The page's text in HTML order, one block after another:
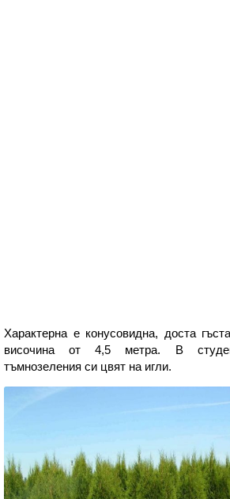
Характерна е конусовидна, доста
височина от 4,5 метра. В
тъмнозеления си цвят на игли.